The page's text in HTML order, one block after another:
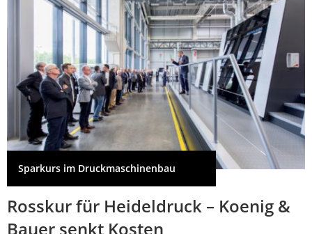
Sparkurs im Druckmaschinenbau
Rosskur für Heideldruck – Koenig &
Bauer senkt Kosten